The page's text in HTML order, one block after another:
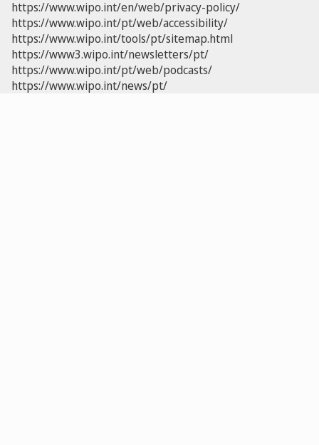
https://www.wipo.int/en/web/privacy-policy/
https://www.wipo.int/pt/web/accessibility/
https://www.wipo.int/tools/pt/sitemap.html
https://www3.wipo.int/newsletters/pt/
https://www.wipo.int/pt/web/podcasts/
https://www.wipo.int/news/pt/